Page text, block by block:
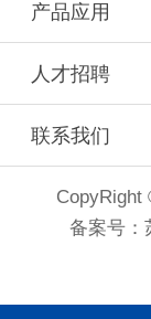
产品应用
人才招聘
联系我们
CopyRight
备案号：